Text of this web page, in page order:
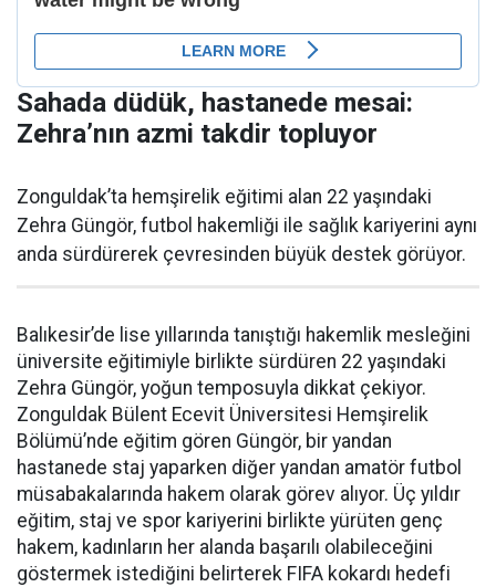
Sahada düdük, hastanede mesai:
Zehra’nın azmi takdir topluyor
Zonguldak’ta hemşirelik eğitimi alan 22 yaşındaki
Zehra Güngör, futbol hakemliği ile sağlık kariyerini aynı
anda sürdürerek çevresinden büyük destek görüyor.
Balıkesir’de lise yıllarında tanıştığı hakemlik mesleğini
üniversite eğitimiyle birlikte sürdüren 22 yaşındaki
Zehra Güngör, yoğun temposuyla dikkat çekiyor.
Zonguldak Bülent Ecevit Üniversitesi Hemşirelik
Bölümü’nde eğitim gören Güngör, bir yandan
hastanede staj yaparken diğer yandan amatör futbol
müsabakalarında hakem olarak görev alıyor. Üç yıldır
eğitim, staj ve spor kariyerini birlikte yürüten genç
hakem, kadınların her alanda başarılı olabileceğini
göstermek istediğini belirterek FIFA kokardı hedefi